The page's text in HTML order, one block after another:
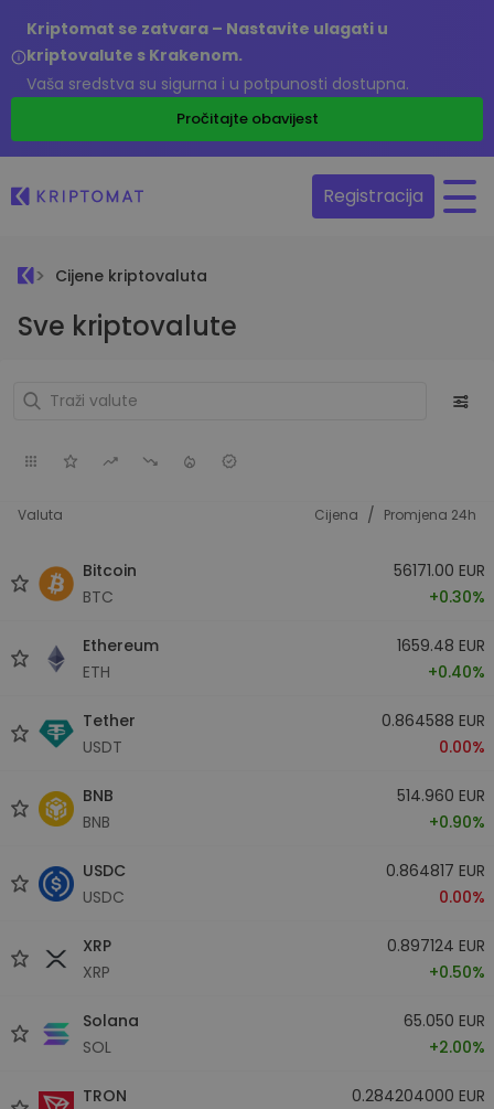
Kriptomat se zatvara – Nastavite ulagati u
kriptovalute s Krakenom.
Vaša sredstva su sigurna i u potpunosti dostupna.
Pročitajte obavijest
Registracija
Cijene kriptovaluta
Sve kriptovalute
Valuta Cijena / Promjena 24h
Bitcoin
BTC
56171.00 EUR
+0.30%
Ethereum
ETH
1659.48 EUR
+0.40%
Tether
USDT
0.864588 EUR
0.00%
BNB
BNB
514.960 EUR
+0.90%
USDC
USDC
0.864817 EUR
0.00%
XRP
XRP
0.897124 EUR
+0.50%
Solana
SOL
65.050 EUR
+2.00%
TRON
0.284204000 EUR